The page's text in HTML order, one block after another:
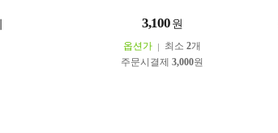
3,100 원
옵션가 최소 2개
주문시결제 3,000원